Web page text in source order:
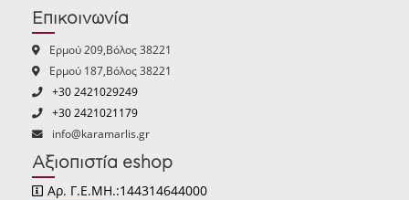
Επικοινωνία
Ερμού 209,Βόλος 38221
Ερμού 187,Βόλος 38221
+30 2421029249
+30 2421021179
info@karamarlis.gr
Αξιοπιστία eshop
Αρ. Γ.Ε.ΜΗ.:144314644000